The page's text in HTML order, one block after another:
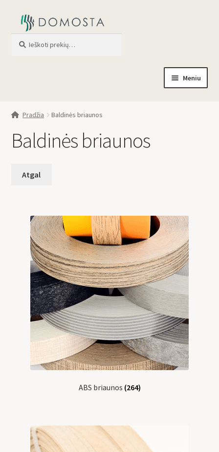
Meniu
Klijuojami dangteliai
Klijai
Apie mus
Profilis
Pradžia Baldinės briaunos
Baldinės briaunos
ABS briaunos (264)